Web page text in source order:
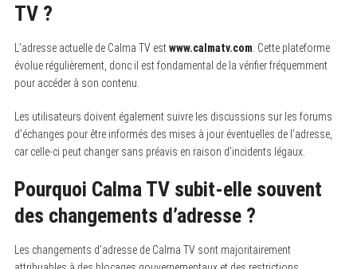
TV ?
L’adresse actuelle de Calma TV estwww.calmatv.com . Cette plateforme
évolue régulièrement, donc il est fondamental de la vérifier fréquemment
pour accéder à son contenu.
Les utilisateurs doivent également suivre les discussions sur les forums
d’échanges pour être informés des mises à jour éventuelles de l’adresse,
car celle-ci peut changer sans préavis en raison d’incidents légaux.
Pourquoi Calma TV subit-elle souvent
des changements d’adresse ?
Les changements d’adresse de Calma TV sont majoritairement